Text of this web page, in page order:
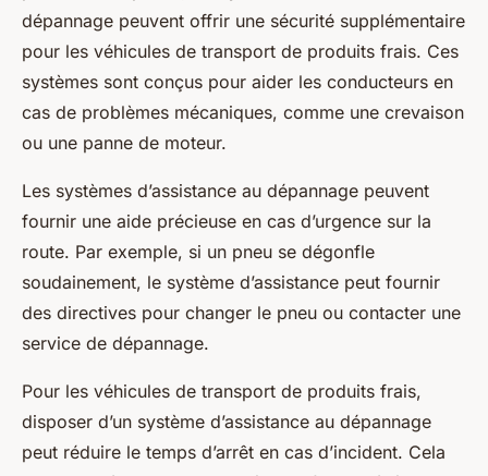
dépannage peuvent offrir une sécurité supplémentaire
pour les véhicules de transport de produits frais. Ces
systèmes sont conçus pour aider les conducteurs en
cas de problèmes mécaniques, comme une crevaison
ou une panne de moteur.
Les systèmes d’assistance au dépannage peuvent
fournir une aide précieuse en cas d’urgence sur la
route. Par exemple, si un pneu se dégonfle
soudainement, le système d’assistance peut fournir
des directives pour changer le pneu ou contacter une
service de dépannage.
Pour les véhicules de transport de produits frais,
disposer d’un système d’assistance au dépannage
peut réduire le temps d’arrêt en cas d’incident. Cela